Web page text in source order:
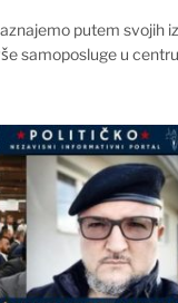
putem svojih
samoposluge u